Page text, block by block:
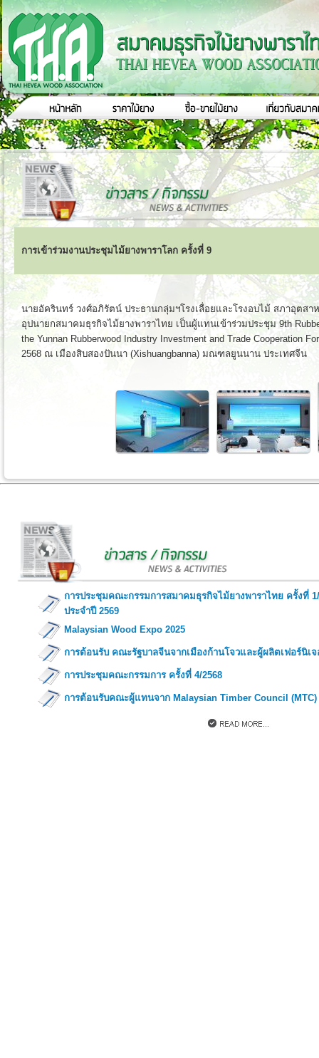
การเข้าร่วมงานประชุมไม้ยางพาราโลก ครั้งที่ 9
นายอัครินทร์ วงศ์อภิรัตน์ ประธานกลุ่มฯโรงเลื่อยและโรงอบไม้ สภาอุตสา
อุปนายกสมาคมธุรกิจไม้ยางพาราไทย เป็นผู้แทนเข้าร่วมประชุม 9th
the Yunnan Rubberwood Industry Investment and Trade Cooperation
2568 ณ เมืองสิบสองปันนา (Xishuangbanna) มณฑลยูนนาน ประเทศจีน
การประชุมคณะกรรมการสมาคมธุรกิจไม้ยางพาราไทย ครั้งที่
ประจำปี 2569
Malaysian Wood Expo 2025
การต้อนรับ คณะรัฐบาลจีนจากเมืองก้านโจวและผู้ผลิตเฟอร์นิเ
การประชุมคณะกรรมการ ครั้งที่ 4/2568
การต้อนรับคณะผู้แทนจาก Malaysian Timber Council (MTC)